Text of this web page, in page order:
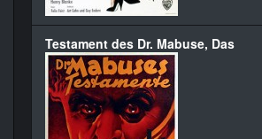
Testament des Dr. Mabuse, Das